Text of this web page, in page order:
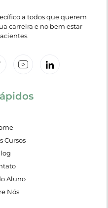
a todos que querem
carreira e no bem estar
Cursos
Aluno
Nós